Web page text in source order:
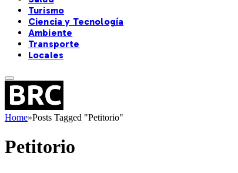
Turismo
Ciencia y Tecnología
Ambiente
Transporte
Locales
Home»Posts Tagged "Petitorio"
Petitorio